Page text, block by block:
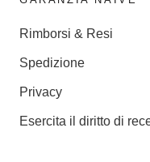
Rimborsi & Resi
Spedizione
Privacy
Esercita il diritto di